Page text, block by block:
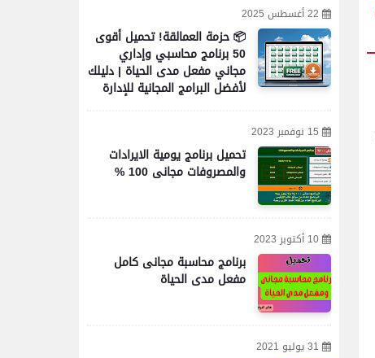
22 أغسطس 2025
📦 حزمة العمالقة! تحميل أقوى
50 برنامج محاسبي وإداري
مجاني مفعل مدى الحياة | دليلك
لأفضل البرامج المجانية للإدارة
15 نوفمبر 2023
تحميل برنامج يومية الايرادات
والمصروفات مجانى 100 %
10 أكتوبر 2023
برنامج محاسبة مجانى كامل
مفعل مدى الحياة
31 يوليو 2021